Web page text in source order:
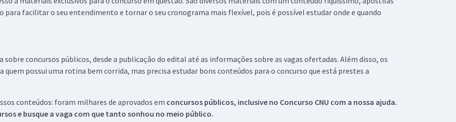
para facilitar o seu entendimento e tornar o seu cronograma mais flexível, pois é possível estudar onde e quando
sobre concursos públicos, desde a publicação do edital até as informações sobre as vagas ofertadas. Além disso, os
quem possui uma rotina bem corrida, mas precisa estudar bons conteúdos para o concurso que está prestes a
conteúdos: foram milhares de aprovados em concursos públicos, inclusive no Concurso CNU com a nossa ajuda.
e busque a vaga com que tanto sonhou no meio público.